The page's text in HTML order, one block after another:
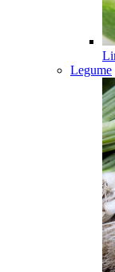
Legume